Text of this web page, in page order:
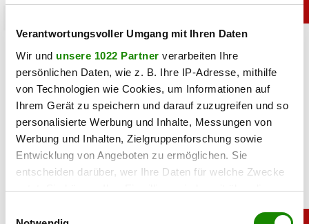
Verantwortungsvoller Umgang mit Ihren Daten
Wir und unsere 1022 Partner verarbeiten Ihre
persönlichen Daten, wie z. B. Ihre IP-Adresse, mithilfe
von Technologien wie Cookies, um Informationen auf
Ihrem Gerät zu speichern und darauf zuzugreifen und so
personalisierte Werbung und Inhalte, Messungen von
Werbung und Inhalten, Zielgruppenforschung sowie
Entwicklung von Angeboten zu ermöglichen. Sie
entscheiden darüber, wer Ihre Daten für welche Zwecke
nutzt. Sie können Ihre Einwilligung jederzeit über die
Trigger Symbol ändern oder widerrufen
Sensation: Große Formel-1-Änderung geplant
07.08.2026 UM 11:52, JOVANA BOROJEVIC
Formel 1 vor großer Änderung: Ab 2027 sollen mehr Sprint-
Rennen stattfinden. F1-Boss Stefano Domenicali kündigt
den Ausbau des Formats an.